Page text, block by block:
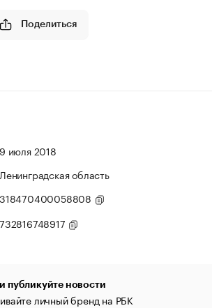
Поделиться
9 июля 2018
Ленинградская область
318470400058808
732816748917
публикуйте новости
личный бренд на РБК